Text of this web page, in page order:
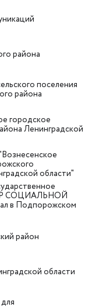
района
поселения
района
городское
Ленинградской
области"
СОЦИАЛЬНОЙ
в Подпорожском
район
области